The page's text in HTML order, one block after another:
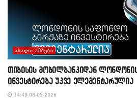
ᲐᲮᲐᲚᲘ ᲐᲛᲑᲔᲑᲘ
თიბისის მობილბანკიდან
ინვესტირება უკვე ელემენტარულია
14:49 08-05-2026